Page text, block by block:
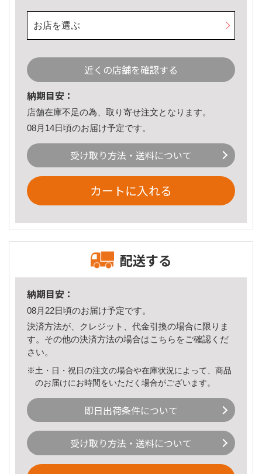
お店を選ぶ
近くの店舗を確認する
納期目安：
店舗在庫不足の為、取り寄せ注文となります。
08月14日頃のお届け予定です。
受け取り方法・送料について
カートに入れる
配送する
納期目安：
08月22日頃のお届け予定です。
決済方法が、クレジット、代金引換の場合に限りま
す。その他の決済方法の場合はこちら をご確認くだ
さい。
※土・日・祝日の注文の場合や在庫状況によって、商品
のお届けにお時間をいただく場合がございます。
即日出荷条件について
受け取り方法・送料について